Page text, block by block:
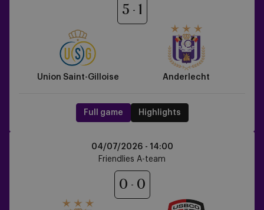
Union Saint-Gilloise
5 1
Anderlecht
Full game Highlights
04/07/2026 - 14:00
Friendlies A-team
0 0